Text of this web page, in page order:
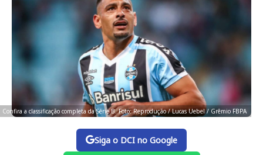
Confira a classificação completa da Série B. Foto: Reprodução / Lucas Uebel / Grêmio FBPA
Siga o DCI no Google